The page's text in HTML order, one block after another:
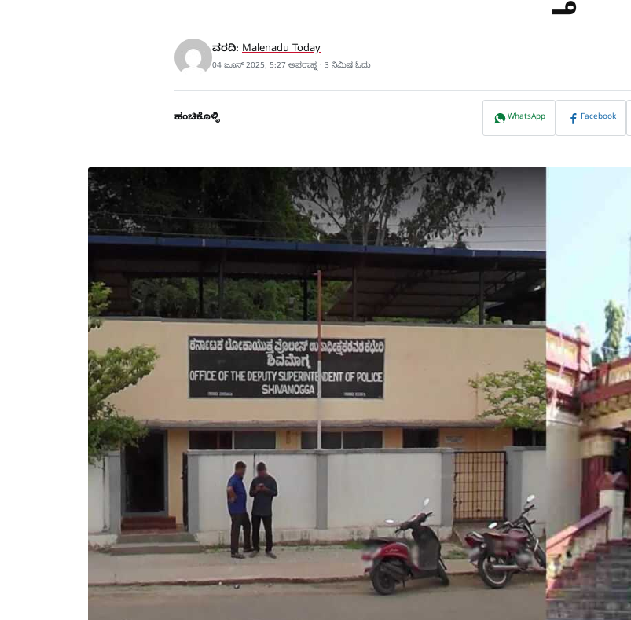
ವರದಿ: Malenadu Today
04 ಜೂನ್ 2025, 5:27 ಅಪರಾಹ್ನ · 3 ನಿಮಿಷ ಓದು
ಹಂಚಿಕೊಳ್ಳಿ WhatsApp Facebook